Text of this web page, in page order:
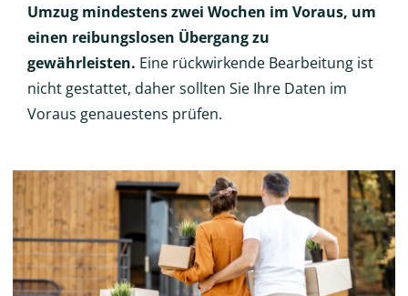
Umzug mindestens zwei Wochen im Voraus, um
einen reibungslosen Übergang zu
gewährleisten. Eine rückwirkende Bearbeitung ist
nicht gestattet, daher sollten Sie Ihre Daten im
Voraus genauestens prüfen.